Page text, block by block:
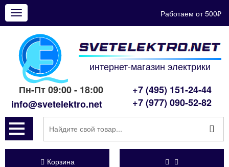
Показать
меню
Работаем от 500₽
интернет-магазин электрики
Пн-Пт 09:00 - 18:00
info@svetelektro.net
+7 (495) 151-24-44
+7 (977) 090-52-82
Корзина